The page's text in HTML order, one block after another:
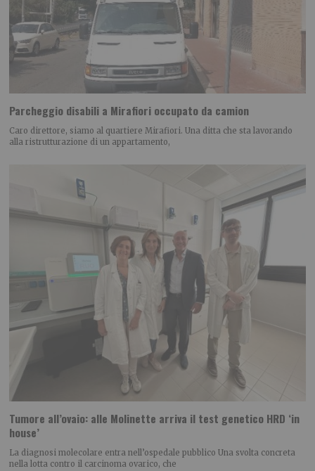
Parcheggio disabili a Mirafiori occupato da camion
Caro direttore, siamo al quartiere Mirafiori. Una ditta che sta lavorando
alla ristrutturazione di un appartamento,
Tumore all’ovaio: alle Molinette arriva il test genetico HRD ‘in
house’
La diagnosi molecolare entra nell’ospedale pubblico Una svolta concreta
nella lotta contro il carcinoma ovarico, che